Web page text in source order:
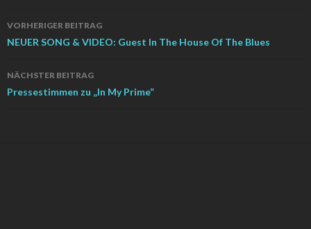
Beitrags-
Navigation
VORHERIGER BEITRAG
NEUER SONG & VIDEO: Guest In The House Of The Blues
NÄCHSTER BEITRAG
Pressestimmen zu „In My Prime“